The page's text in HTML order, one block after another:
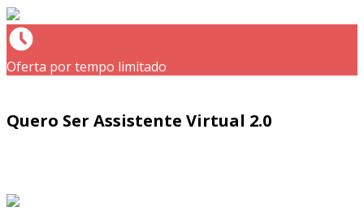
Oferta por tempo limitado
Quero Ser Assistente Virtual 2.0